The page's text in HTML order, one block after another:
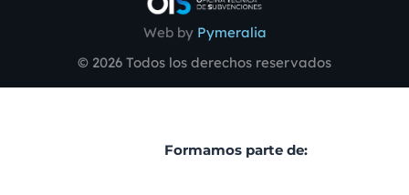
Web by Pymeralia
© 2026 Todos los derechos reservados
Formamos parte de: